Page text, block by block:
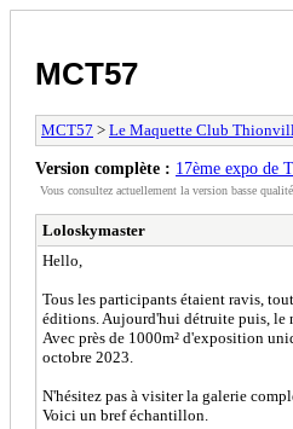
MCT57
MCT57 > Le Maquette Club
Version complète : 17ème expo de
Vous consultez actuellement la version basse
Loloskymaster
Hello,
Tous les participants étaient ravis,
éditions. Aujourd'hui détruite puis, le
Avec près de 1000m² d'exposition
octobre 2023.
N'hésitez pas à visiter la galerie
Voici un bref échantillon.